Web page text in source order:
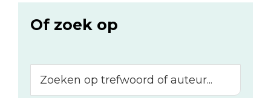
Of zoek op
op